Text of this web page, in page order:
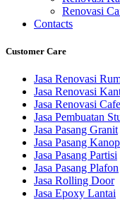
Renovasi
Contacts
Customer Care
Jasa Renovasi
Jasa Renovasi
Jasa Renovasi Cafe
Jasa Pembuatan
Jasa Pasang Granit
Jasa Pasang
Jasa Pasang Partisi
Jasa Pasang Plafon
Jasa Rolling Door
Jasa Epoxy Lantai